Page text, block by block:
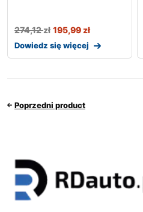
274,12zł 195,99zł
Dowiedz się więcej
Poprzedni product